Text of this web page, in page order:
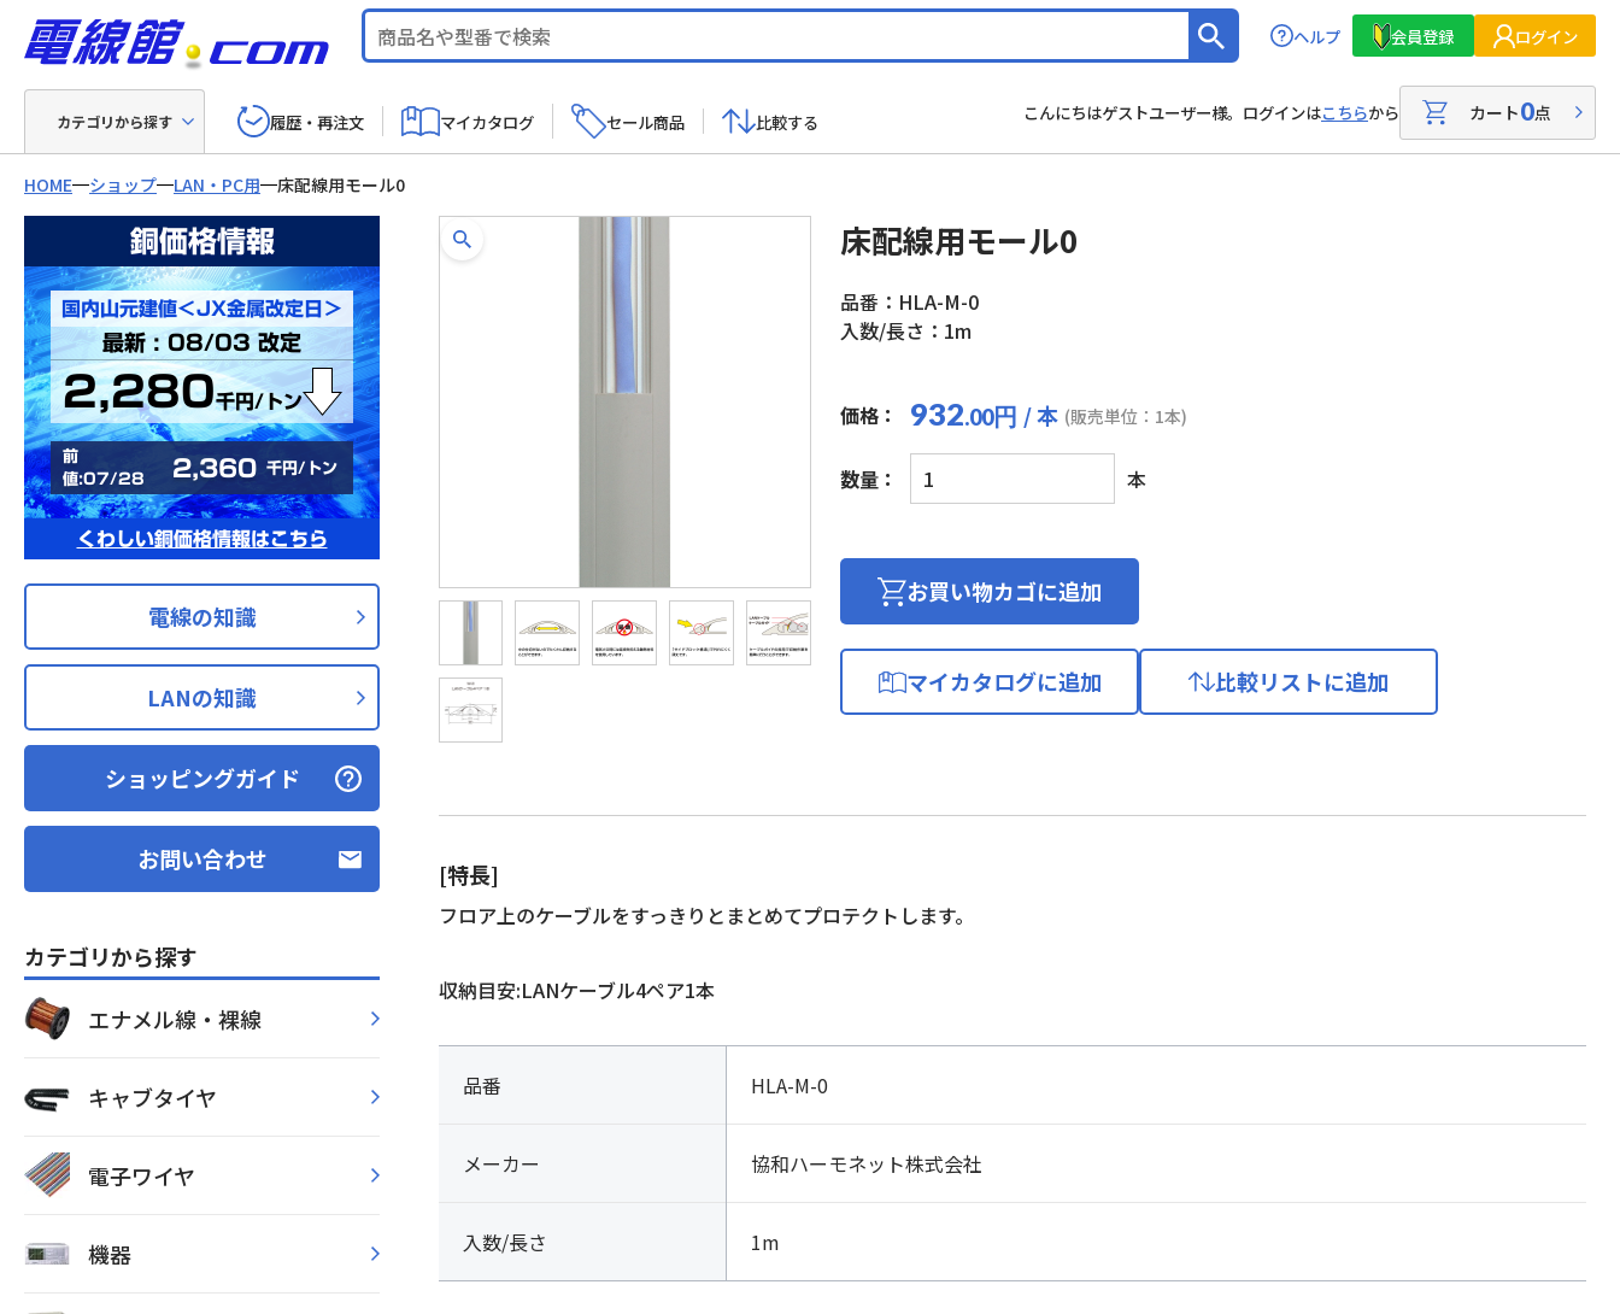
ヘルプ 会員登録 ログイン
カテゴリから探す 履歴・再注文 マイカタログ セール商品 比較する こんにちはゲストユーザー様。ログインはこちらから カート0点
HOME ショップ LAN・PC用 床配線用モール0
銅価格情報
国内山元建値＜JX金属改定日＞
最新 : 08/03 改定
2,280千円/トン
前
値:07/28
2,360 千円/トン
くわしい銅価格情報はこちら
電線の知識
LANの知識
ショッピングガイド
お問い合わせ
カテゴリから探す
エナメル線・裸線
キャブタイヤ
電子ワイヤ
機器
床配線用モール0
品番：HLA-M-0
入数/長さ：1m
価格： 932.00円 / 本 (販売単位：1本)
数量：
床
配
用
本
お買い物カゴに追加
マイカタログに追加 比較リストに追加
[特長]
フロア上のケーブルをすっきりとまとめてプロテクトします。
収納目安:LANケーブル4ペア1本
品番 HLA-M-0
メーカー 協和ハーモネット株式会社
入数/長さ 1m